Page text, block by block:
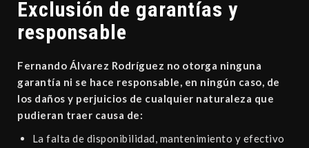
Exclusión de garantías y
responsable
Fernando Álvarez Rodríguez no otorga ninguna
garantía ni se hace responsable, en ningún caso, de
los daños y perjuicios de cualquier naturaleza que
pudieran traer causa de:
La falta de disponibilidad, mantenimiento y efectivo